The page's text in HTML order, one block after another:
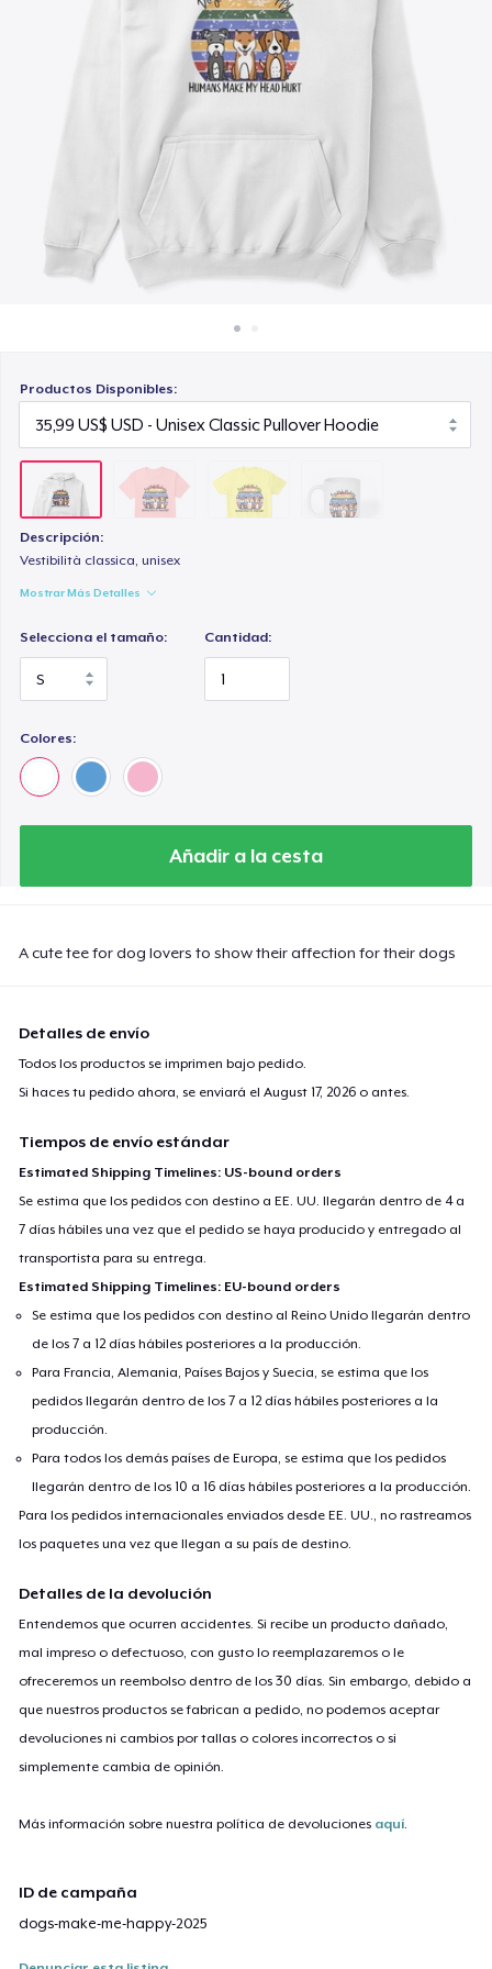
Venda en todas partes
Productos Disponibles:
Descripción:
Vestibilità classica, unisex
Mostrar Más Detalles
Selecciona el tamaño: Cantidad:
Colores:
Añadir a la cesta
A cute tee for dog lovers to show their affection for their dogs
Detalles de envío
Todos los productos se imprimen bajo pedido.
Si haces tu pedido ahora, se enviará elAugust 17, 2026 o antes.
Tiempos de envío estándar
Estimated Shipping Timelines: US-bound orders
Se estima que los pedidos con destino a EE. UU. llegarán dentro de 4 a
7 días hábiles una vez que el pedido se haya producido y entregado al
transportista para su entrega.
Estimated Shipping Timelines: EU-bound orders
Se estima que los pedidos con destino al Reino Unido llegarán dentro
de los 7 a 12 días hábiles posteriores a la producción.
Para Francia, Alemania, Países Bajos y Suecia, se estima que los
pedidos llegarán dentro de los 7 a 12 días hábiles posteriores a la
producción.
Para todos los demás países de Europa, se estima que los pedidos
llegarán dentro de los 10 a 16 días hábiles posteriores a la producción.
Para los pedidos internacionales enviados desde EE. UU., no rastreamos
los paquetes una vez que llegan a su país de destino.
Detalles de la devolución
Entendemos que ocurren accidentes. Si recibe un producto dañado,
mal impreso o defectuoso, con gusto lo reemplazaremos o le
ofreceremos un reembolso dentro de los 30 días. Sin embargo, debido a
que nuestros productos se fabrican a pedido, no podemos aceptar
devoluciones ni cambios por tallas o colores incorrectos o si
simplemente cambia de opinión.
Más información sobre nuestra política de devoluciones aquí.
ID de campaña
dogs-make-me-happy-2025